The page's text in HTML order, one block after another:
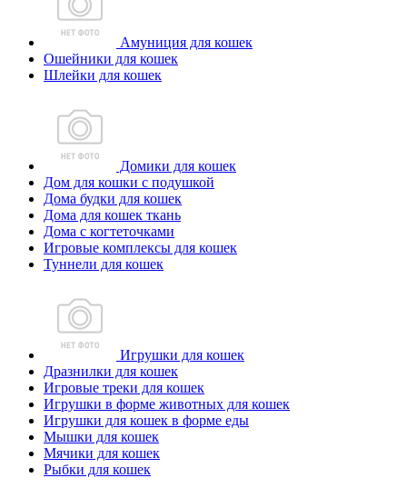
Амуниция для кошек
Ошейники для кошек
Шлейки для кошек
Домики для кошек
Дом для кошки с подушкой
Дома будки для кошек
Дома для кошек ткань
Дома с когтеточками
Игровые комплексы для кошек
Туннели для кошек
Игрушки для кошек
Дразнилки для кошек
Игровые треки для кошек
Игрушки в форме животных для кошек
Игрушки для кошек в форме еды
Мышки для кошек
Мячики для кошек
Рыбки для кошек